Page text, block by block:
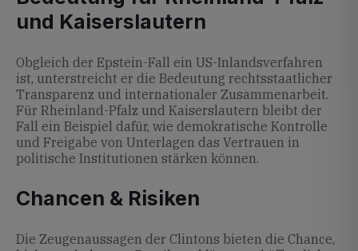
und Kaiserslautern
Obgleich der Epstein-Fall ein US-Inlandsverfahren
ist, unterstreicht er die Bedeutung rechtsstaatlicher
Transparenz und internationaler Zusammenarbeit.
Für Rheinland-Pfalz und Kaiserslautern bleibt der
Fall ein Beispiel dafür, wie demokratische Kontrolle
und Freigabe von Unterlagen das Vertrauen in
politische Institutionen stärken können.
Chancen & Risiken
Die Zeugenaussagen der Clintons bieten die Chance,